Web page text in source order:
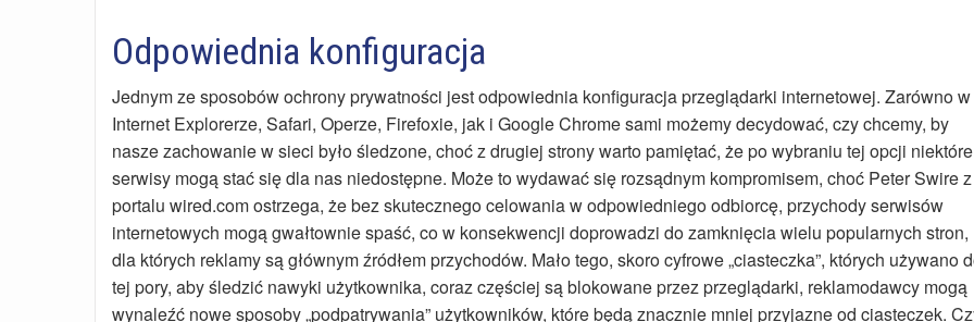
Odpowiednia konfiguracja
Jednym ze sposobów ochrony prywatności jest odpowiednia konfiguracja przeglądarki internetowej. Zarówno w
Internet Explorerze, Safari, Operze, Firefoxie, jak i Google Chrome sami możemy decydować, czy chcemy, by
nasze zachowanie w sieci było śledzone, choć z drugiej strony warto pamiętać, że po wybraniu tej opcji niektóre
serwisy mogą stać się dla nas niedostępne. Może to wydawać się rozsądnym kompromisem, choć Peter Swire z
portalu wired.com ostrzega, że bez skutecznego celowania w odpowiedniego odbiorcę, przychody serwisów
internetowych mogą gwałtownie spaść, co w konsekwencji doprowadzi do zamknięcia wielu popularnych stron,
dla których reklamy są głównym źródłem przychodów. Mało tego, skoro cyfrowe „ciasteczka”, których używano
tej pory, aby śledzić nawyki użytkownika, coraz częściej są blokowane przez przeglądarki, reklamodawcy mogą
wynaleźć nowe sposoby „podpatrywania” użytkowników, które będą znacznie mniej przyjazne od ciasteczek.